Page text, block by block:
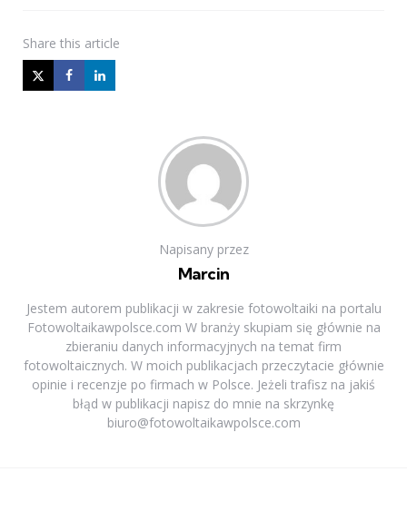
Share this article
Napisany przez
Marcin
Jestem autorem publikacji w zakresie fotowoltaiki na portalu
Fotowoltaikawpolsce.com W branży skupiam się głównie na
zbieraniu danych informacyjnych na temat firm
fotowoltaicznych. W moich publikacjach przeczytacie głównie
opinie i recenzje po firmach w Polsce. Jeżeli trafisz na jakiś
błąd w publikacji napisz do mnie na skrzynkę
biuro@fotowoltaikawpolsce.com